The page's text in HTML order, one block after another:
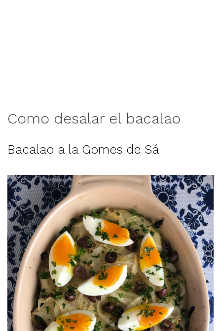
Como desalar el bacalao
Bacalao a la Gomes de Sá